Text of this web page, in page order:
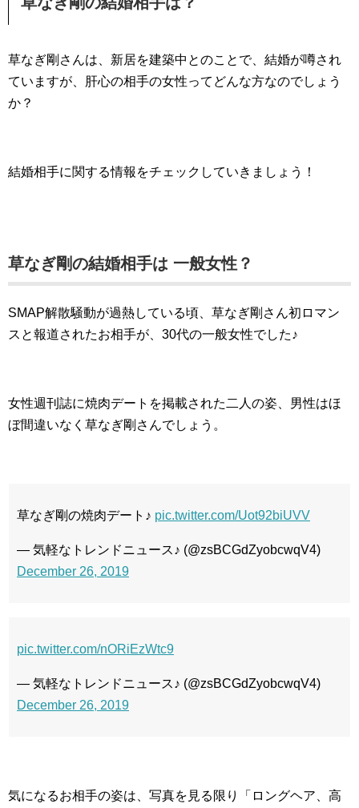
草なぎ剛さんは、新居を建築中とのことで、結婚が噂され
ていますが、肝心の相手の女性ってどんな方なのでしょう
か？
結婚相手に関する情報をチェックしていきましょう！
草なぎ剛の結婚相手は 一般女性？
SMAP解散騒動が過熱している頃、草なぎ剛さん初ロマン
スと報道されたお相手が、30代の一般女性でした♪
女性週刊誌に焼肉デートを掲載された二人の姿、男性はほ
ぼ間違いなく草なぎ剛さんでしょう。
草なぎ剛の焼肉デート♪ pic.twitter.com/Uot92biUVV
— 気軽なトレンドニュース♪ (@zsBCGdZyobcwqV4)
December 26, 2019
pic.twitter.com/nORiEzWtc9
— 気軽なトレンドニュース♪ (@zsBCGdZyobcwqV4)
December 26, 2019
気になるお相手の姿は、写真を見る限り「ロングヘア、高